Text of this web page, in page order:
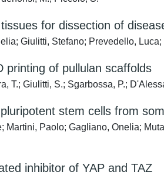
for dissection of
Giulitti, Stefano; Prevedello,
printing of pullulan scaffolds
T.; Giulitti, S.; Sgarbossa, P.;
stem cells from
Martini, Paolo; Gagliano, Onelia;
inhibitor of YAP and TAZ